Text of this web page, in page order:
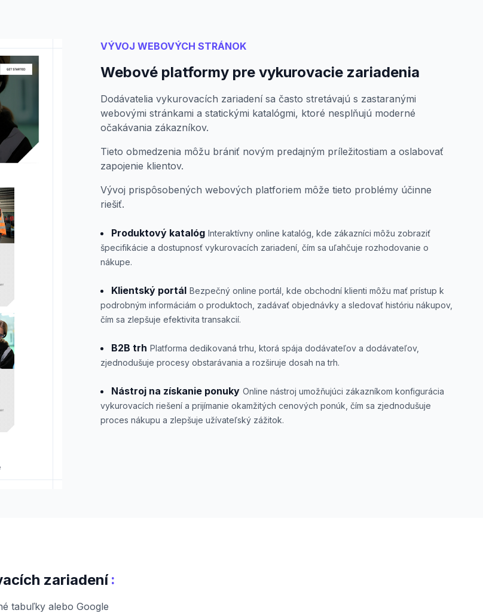
VÝVOJ WEBOVÝCH STRÁNOK
Webové platformy pre vykurovacie zariadenia
Dodávatelia vykurovacích zariadení sa často stretávajú s zastaranými
webovými stránkami a statickými katalógmi, ktoré nesplňujú moderné
očakávania zákazníkov.
Tieto obmedzenia môžu brániť novým predajným príležitostiam a oslabovať
zapojenie klientov.
Vývoj prispôsobených webových platforiem môže tieto problémy účinne
riešiť.
Produktový katalóg Interaktívny online katalóg, kde zákazníci môžu zobraziť
špecifikácie a dostupnosť vykurovacích zariadení, čím sa uľahčuje rozhodovanie o
nákupe.
Klientský portál Bezpečný online portál, kde obchodní klienti môžu mať prístup k
podrobným informáciám o produktoch, zadávať objednávky a sledovať históriu nákupov,
čím sa zlepšuje efektivita transakcií.
B2B trh Platforma dedikovaná trhu, ktorá spája dodávateľov a dodávateľov,
zjednodušuje procesy obstarávania a rozširuje dosah na trh.
Nástroj na získanie ponuky Online nástroj umožňujúci zákazníkom konfigurácia
vykurovacích riešení a prijímanie okamžitých cenových ponúk, čím sa zjednodušuje
proces nákupu a zlepšuje užívateľský zážitok.
zariadení :
tabuľky alebo Google